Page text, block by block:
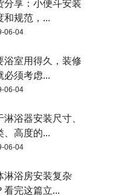
分享：小便斗安装
和规范，...
06-04
浴室用得久，装修
必须考虑...
06-04
淋浴器安装尺寸、
、高度的...
06-04
淋浴房安装复杂
看完这篇立...